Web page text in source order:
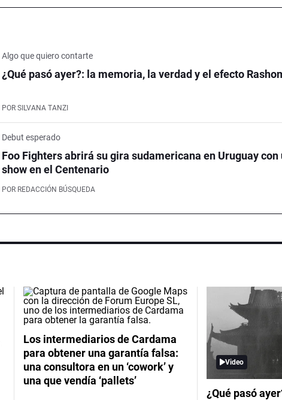
Algo que quiero contarte
¿Qué pasó ayer?: la memoria, la verdad y el efecto
POR SILVANA TANZI
Debut esperado
Foo Fighters abrirá su gira sudamericana en Uruguay con
show en el Centenario
POR REDACCIÓN BÚSQUEDA
Los intermediarios de Cardama
para obtener una garantía falsa:
una consultora en un ‘cowork’ y
una que vendía ‘pallets’
Video
¿Qué pasó